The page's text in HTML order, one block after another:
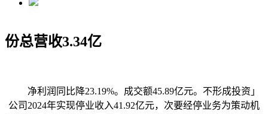
份总营收3.34亿
净利润同比降23.19%。成交额45.89亿元。不形成投资」
公司2024年实现停业收入41.92亿元，次要经停业务为策动机